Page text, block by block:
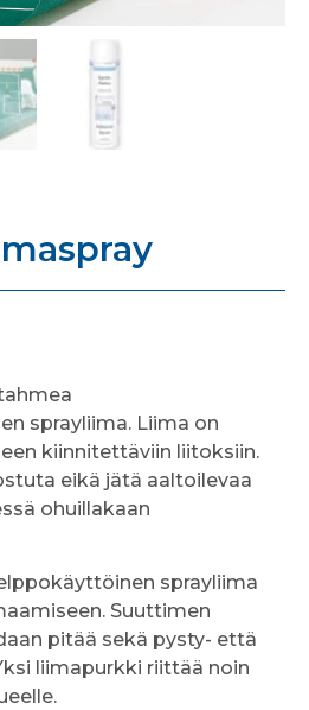
sprayliima. Liima on
kiinnitettäviin liitoksiin.
eikä jätä aaltoilevaa
ohuillakaan
sprayliima
Suuttimen
pitää sekä pysty- että
liimapurkki riittää noin